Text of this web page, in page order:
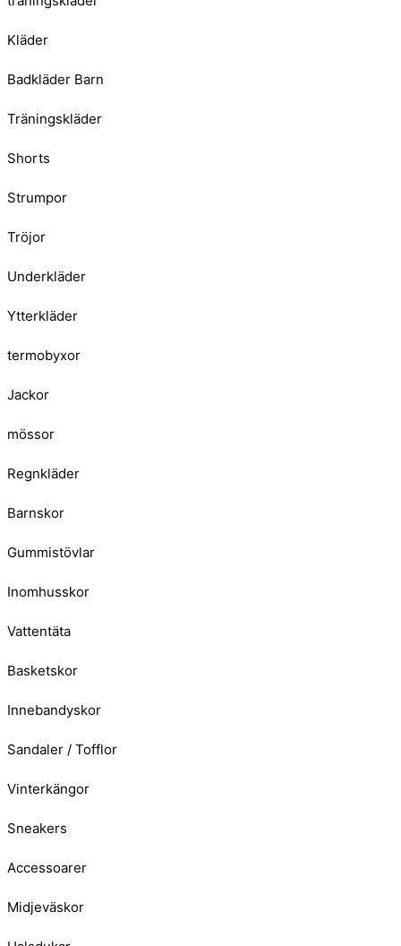
Kläder
Badkläder Barn
Träningskläder
Shorts
Strumpor
Tröjor
Underkläder
Ytterkläder
termobyxor
Jackor
mössor
Regnkläder
Barnskor
Gummistövlar
Inomhusskor
Vattentäta
Basketskor
Innebandyskor
Sandaler / Tofflor
Vinterkängor
Sneakers
Accessoarer
Midjeväskor